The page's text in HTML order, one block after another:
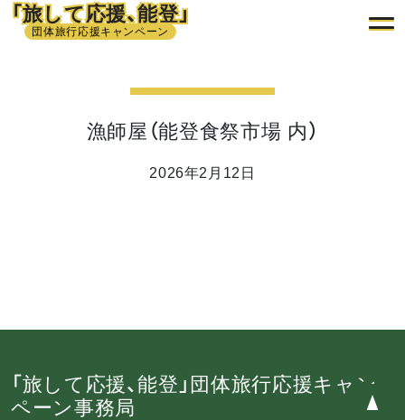
「旅して応援、能登」
団体旅行応援キャンペーン
漁師屋（能登食祭市場 内）
2026年2月12日
「旅して応援、能登」団体旅行応援キャン
ペーン事務局